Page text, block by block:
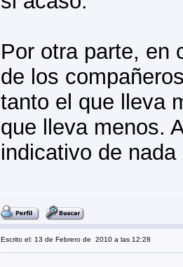
Por otra parte, en
de los
tanto el que lleva
que lleva menos.
indicativo de
Escrito el: 13 de Febrero de 2010 a las 12:28